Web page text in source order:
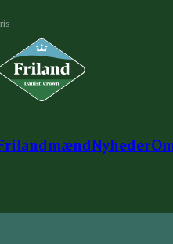
Nyheder